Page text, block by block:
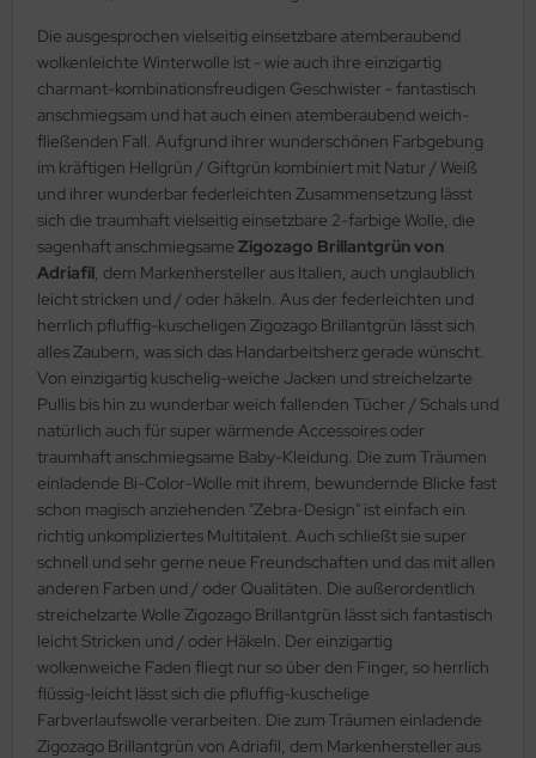
Die ausgesprochen vielseitig einsetzbare atemberaubend
wolkenleichte Winterwolle ist - wie auch ihre einzigartig
charmant-kombinationsfreudigen Geschwister - fantastisch
anschmiegsam und hat auch einen atemberaubend weich-
fließenden Fall. Aufgrund ihrer wunderschönen Farbgebung
im kräftigen Hellgrün / Giftgrün kombiniert mit Natur / Weiß
und ihrer wunderbar federleichten Zusammensetzung lässt
sich die traumhaft vielseitig einsetzbare 2-farbige Wolle, die
sagenhaft anschmiegsame Zigozago Brillantgrün von
Adriafil, dem Markenhersteller aus Italien, auch unglaublich
leicht stricken und / oder häkeln. Aus der federleichten und
herrlich pfluffig-kuscheligen Zigozago Brillantgrün lässt sich
alles Zaubern, was sich das Handarbeitsherz gerade wünscht.
Von einzigartig kuschelig-weiche Jacken und streichelzarte
Pullis bis hin zu wunderbar weich fallenden Tücher / Schals und
natürlich auch für super wärmende Accessoires oder
traumhaft anschmiegsame Baby-Kleidung. Die zum Träumen
einladende Bi-Color-Wolle mit ihrem, bewundernde Blicke fast
schon magisch anziehenden "Zebra-Design" ist einfach ein
richtig unkompliziertes Multitalent. Auch schließt sie super
schnell und sehr gerne neue Freundschaften und das mit allen
anderen Farben und / oder Qualitäten. Die außerordentlich
streichelzarte Wolle Zigozago Brillantgrün lässt sich fantastisch
leicht Stricken und / oder Häkeln. Der einzigartig
wolkenweiche Faden fliegt nur so über den Finger, so herrlich
flüssig-leicht lässt sich die pfluffig-kuschelige
Farbverlaufswolle verarbeiten. Die zum Träumen einladende
Zigozago Brillantgrün von Adriafil, dem Markenhersteller aus